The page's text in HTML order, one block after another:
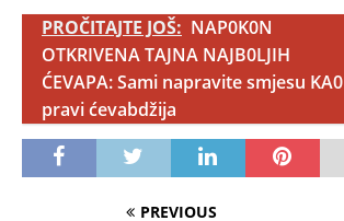
PROČITAJTE JOŠ: NAP0K0N
OTKRIVENA TAJNA NAJB0LJIH
ĆEVAPA: Sami napravite smjesu KA0
pravi ćevabdžija
PREVIOUS